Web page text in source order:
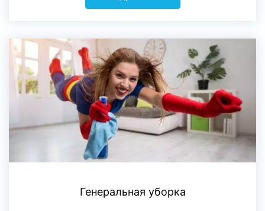
Генеральная уборка